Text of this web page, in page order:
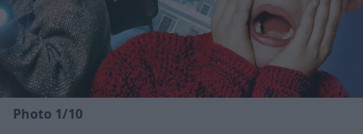
Photo 1/10